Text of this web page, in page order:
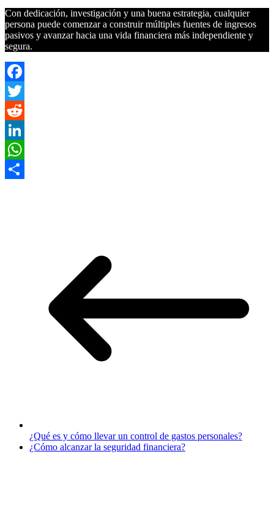
Con dedicación, investigación y una buena estrategia, cualquier
persona puede comenzar a construir múltiples fuentes de ingresos
pasivos y avanzar hacia una vida financiera más independiente y
segura.
Facebook
Twitter
Reddit
LinkedIn
WhatsApp
¿Qué es y cómo llevar un control de gastos personales?
¿Cómo alcanzar la seguridad financiera?